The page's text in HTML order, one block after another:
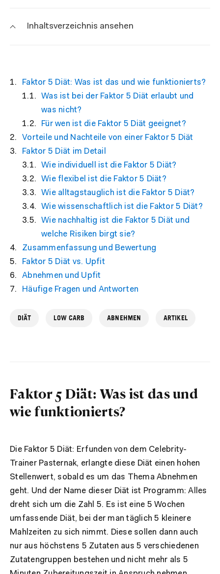
Inhaltsverzeichnis ansehen
Faktor 5 Diät: Was ist das und wie funktionierts?
Was ist bei der Faktor 5 Diät erlaubt und
was nicht?
Für wen ist die Faktor 5 Diät geeignet?
Vorteile und Nachteile von einer Faktor 5 Diät
Faktor 5 Diät im Detail
Wie individuell ist die Faktor 5 Diät?
Wie flexibel ist die Faktor 5 Diät?
Wie alltagstauglich ist die Faktor 5 Diät?
Wie wissenschaftlich ist die Faktor 5 Diät?
Wie nachhaltig ist die Faktor 5 Diät und
welche Risiken birgt sie?
Zusammenfassung und Bewertung
Faktor 5 Diät vs. Upfit
Abnehmen und Upfit
Häufige Fragen und Antworten
DIÄT LOW CARB ABNEHMEN ARTIKEL
Faktor 5 Diät: Was ist das und
wie funktionierts?
Die Faktor 5 Diät: Erfunden von dem Celebrity-
Trainer Pasternak, erlangte diese Diät einen hohen
Stellenwert, sobald es um das Thema Abnehmen
geht. Und der Name dieser Diät ist Programm: Alles
dreht sich um die Zahl 5. Es ist eine 5 Wochen
umfassende Diät, bei der man täglich 5 kleinere
Mahlzeiten zu sich nimmt. Diese sollen dann auch
nur aus höchstens 5 Zutaten aus 5 verschiedenen
Zutatengruppen bestehen und nicht mehr als 5